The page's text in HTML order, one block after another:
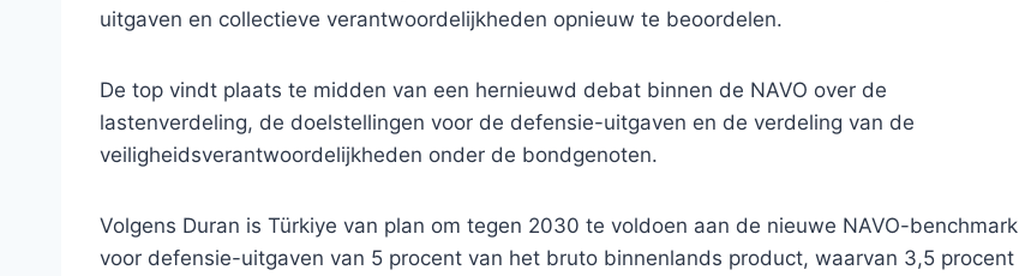
uitgaven en collectieve verantwoordelijkheden opnieuw te beoordelen.
De top vindt plaats te midden van een hernieuwd debat binnen de NAVO over de
lastenverdeling, de doelstellingen voor de defensie-uitgaven en de verdeling van de
veiligheidsverantwoordelijkheden onder de bondgenoten.
Volgens Duran is Türkiye van plan om tegen 2030 te voldoen aan de nieuwe NAVO-benchmark
voor defensie-uitgaven van 5 procent van het bruto binnenlands product, waarvan 3,5 procent